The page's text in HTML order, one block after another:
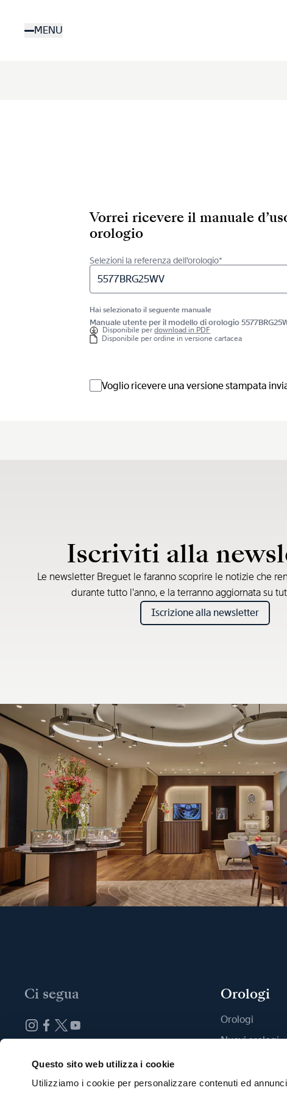
Questo sito web utilizza i cookie
Utilizziamo i cookie per personalizzare contenuti ed
contenutoMENU
Vorrei ricevere il manuale
orologio
Selezioni la referenza dell’orologio*
5577BRG25WV
Hai selezionato il seguente manuale
Manuale utente per il modello di orologio
Disponibile perdownload in PDF
Disponibile per ordine in versione cartacea
Voglio ricevere una versione stampata
Iscriviti alla
Le newsletter Breguet le faranno scoprire le notizie che
durante tutto l’anno, e la terranno aggiornata su
Iscrizione alla newsletter
Ci segua Orologi
Orologi
Nuovi orologi